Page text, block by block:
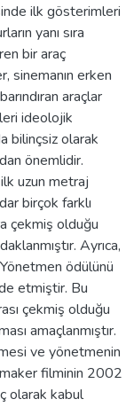
ilk gösterimleri
yanı sıra
bir araç
sinemanın erken
araçlar
ideolojik
bilinçsiz olarak
önemlidir.
uzun metraj
birçok farklı
çekmiş olduğu
Ayrıca,
ödülünü
etmiştir. Bu
çekmiş olduğu
amaçlanmıştır.
ve yönetmenin
filminin 2002
olarak kabul